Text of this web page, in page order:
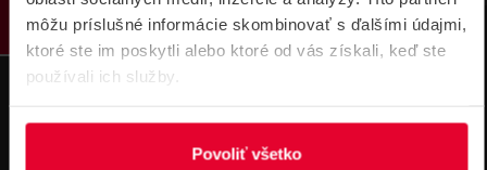
môžu príslušné informácie skombinovať s ďalšími údajmi,
ktoré ste im poskytli alebo ktoré od vás získali, keď ste
používali ich služby.
Povoliť všetko